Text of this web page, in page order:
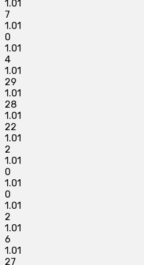
1.01
7
1.01
0
1.01
4
1.01
29
1.01
28
1.01
22
1.01
2
1.01
0
1.01
0
1.01
2
1.01
6
1.01
27